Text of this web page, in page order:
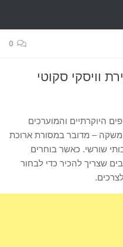
0
וויסקי סקוטי
היוקרתיים והמוערכים
משקה – מדובר במסורת ארוכת
שורשי. כאשר בוחרים
שצריך להכיר כדי לבחור